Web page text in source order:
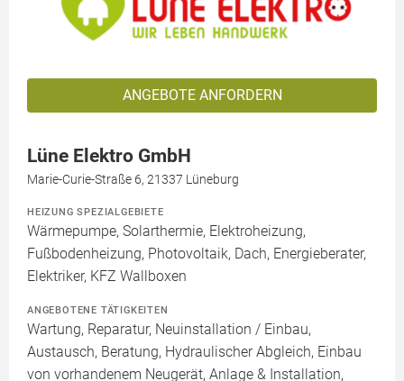
ANGEBOTE ANFORDERN
Lüne Elektro GmbH
Marie-Curie-Straße 6, 21337 Lüneburg
HEIZUNG SPEZIALGEBIETE
Wärmepumpe, Solarthermie, Elektroheizung,
Fußbodenheizung, Photovoltaik, Dach, Energieberater,
Elektriker, KFZ Wallboxen
ANGEBOTENE TÄTIGKEITEN
Wartung, Reparatur, Neuinstallation / Einbau,
Austausch, Beratung, Hydraulischer Abgleich, Einbau
von vorhandenem Neugerät, Anlage & Installation,